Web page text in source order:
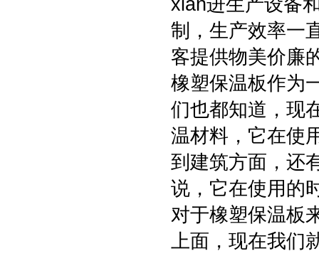
xian进生产设备
制，生产效率一
客提供物美价廉
橡塑保温板作为
们也都知道，现
温材料，它在使
到建筑方面，还
说，它在使用的
对于橡塑保温板
上面，现在我们